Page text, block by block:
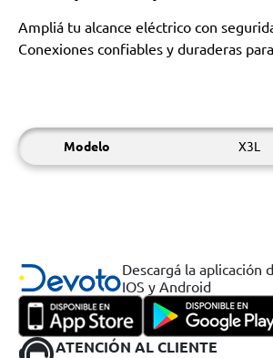
Ampliá tu alcance eléctrico con
Conexiones confiables y duraderas
Modelo X3L
Descargá la aplicación
IOS y Android
ATENCIÓN AL CLIENTE